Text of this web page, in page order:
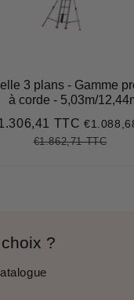
3 plans - Gamme
à corde - 5,03m/
TTC
Prix
€1.862,71 TTC
?